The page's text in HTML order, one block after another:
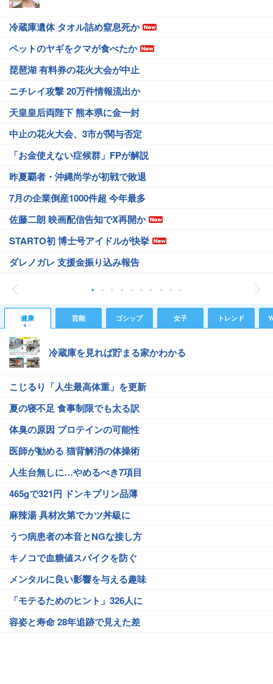
冷蔵庫遺体 タオル詰め窒息死か
ペットのヤギをクマが食べたか
琵琶湖 有料券の花火大会が中止
ニチレイ攻撃 20万件情報流出か
天皇皇后両陛下 熊本県に金一封
中止の花火大会、3市が関与否定
「お金使えない症候群」FPが解説
昨夏覇者・沖縄尚学が初戦で敗退
7月の企業倒産1000件超 今年最多
佐藤二朗 映画配信告知でX再開か
STARTO初 博士号アイドルが快挙
ダレノガレ 支援金振り込み報告
健康 芸能 ゴシップ 女子 トレンド
冷蔵庫を見れば貯まる家かわかる
こじるり「人生最高体重」を更新
夏の寝不足 食事制限でも太る訳
体臭の原因 プロテインの可能性
医師が勧める 猫背解消の体操術
人生台無しに…やめるべき7項目
465gで321円 ドンキプリン品薄
麻辣湯 具材次第でカツ丼級に
うつ病患者の本音とNGな接し方
キノコで血糖値スパイクを防ぐ
メンタルに良い影響を与える趣味
「モテるためのヒント」326人に
容姿と寿命 28年追跡で見えた差